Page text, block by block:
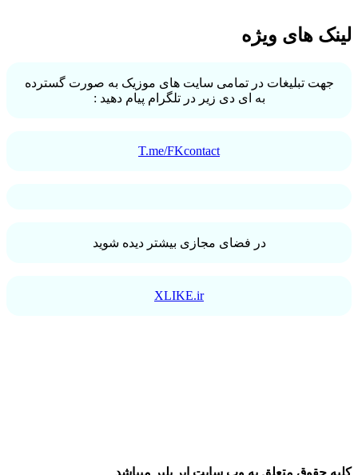
لینک های ویژه
جهت تبلیغات در تمامی سایت های موزیک به صورت گسترده
به ای دی زیر در تلگرام پیام دهید :
T.me/FKcontact
در فضای مجازی بیشتر دیده شوید
XLIKE.ir
کلیه حقوق متعلق به وب سایت ایر پلیر میباشد